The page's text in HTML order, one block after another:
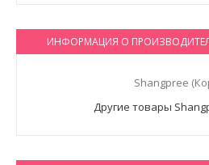
ИНФОРМАЦИЯ О
Shangpree
Другие товары